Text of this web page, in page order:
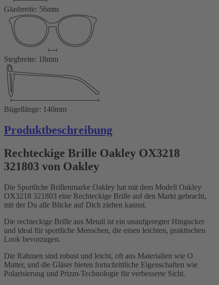
Glasbreite: 56mm
Stegbreite: 18mm
Bügellänge: 140mm
Produktbeschreibung
Rechteckige Brille Oakley OX3218
321803 von Oakley
Die Sportliche Brillenmarke Oakley hat mit dem Modell Oakley
OX3218 321803 eine Rechteckige Brille auf den Markt gebracht,
mit der Du alle Blicke auf Dich ziehen kannst.
Die rechteckige Brille aus Metall ist ein unaufgeregter Hingucker
und ideal für sportliche Menschen, die einen leichten, praktischen
Look bevorzugen.
Die Rahmen sind robust und leicht, oft aus Materialien wie O
Matter, und die Gläser bieten fortschrittliche Eigenschaften wie
Polarisierung und Prizm-Technologie für verbesserte Sicht.